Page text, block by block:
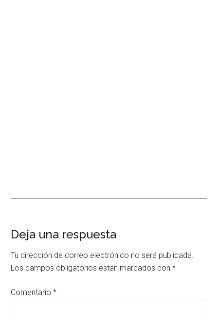
Interacciones
con
los
lectores
Deja una respuesta
Tu dirección de correo electrónico no será publicada.
Los campos obligatorios están marcados con*
Comentario*